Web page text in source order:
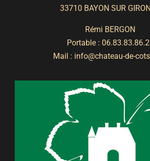
33710 BAYON SUR
Rémi BERGON
Portable :
Mail : info@chateau-de-